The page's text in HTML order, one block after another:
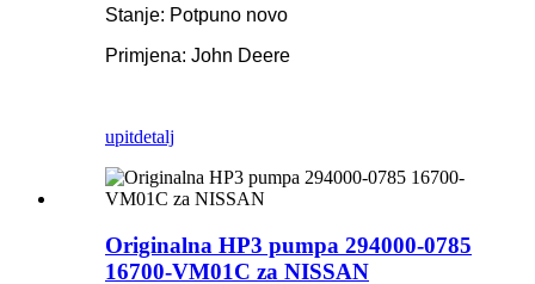
Stanje: Potpuno novo
Primjena: John Deere
upitdetalj
Originalna HP3 pumpa 294000-0785
16700-VM01C za NISSAN